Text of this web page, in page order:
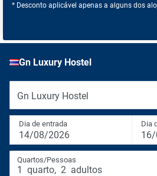
* Desconto aplicável apenas a alguns dos
Gn Luxury Hostel
Gn Luxury Hostel
Dia de entrada
14/08/2026
Dia
Quartos/Pessoas
1 quarto, 2 adultos